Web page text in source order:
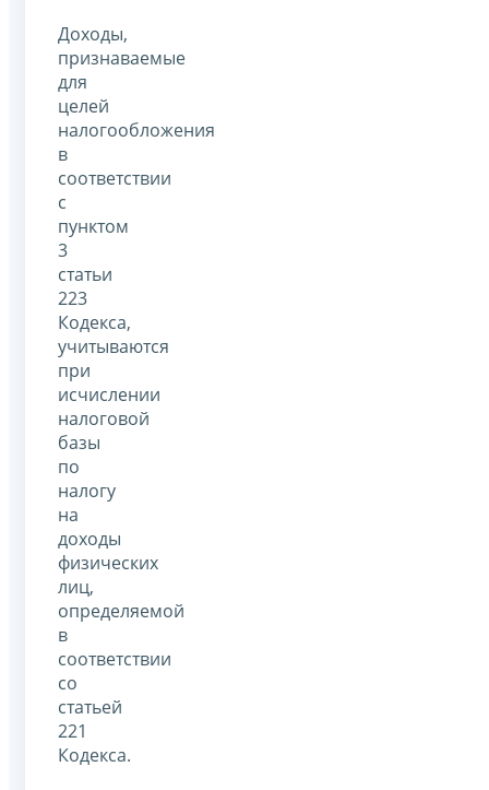
Доходы,
признаваемые
для
целей
налогообложения
в
соответствии
с
пунктом
3
статьи
223
Кодекса,
учитываются
при
исчислении
налоговой
базы
по
налогу
на
доходы
физических
лиц,
определяемой
в
соответствии
со
статьей
221
Кодекса.